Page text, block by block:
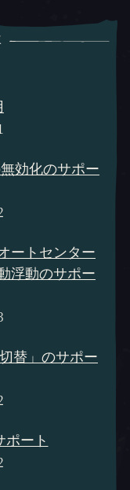
効化のサポー
ートセンター
浮動のサポー
替」のサポー
ート